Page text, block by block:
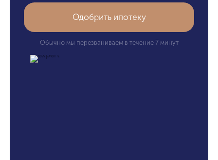
Одобрить ипотеку
Обычно мы перезваниваем в течение 7 минут